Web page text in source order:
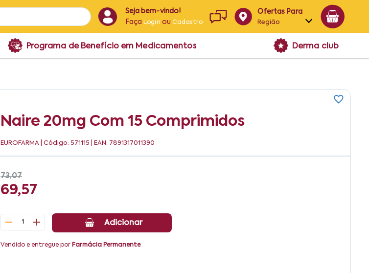
Seja bem-vindo!
Faça Login ouCadastro
Ofertas Para
Região
Alagoas
Programa de Benefício em Medicamentos Derma club
Naire 20mg Com 15 Comprimidos
EUROFARMA | Código: 571115 | EAN: 7891317011390
73,07
69,57
1 Adicionar
Vendido e entregue por Farmácia Permanente